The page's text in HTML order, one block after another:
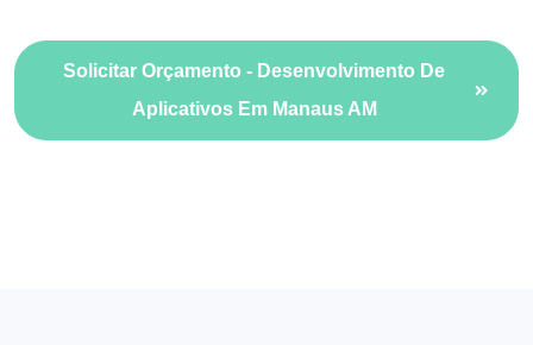
Solicitar Orçamento - Desenvolvimento De
Aplicativos Em Manaus AM